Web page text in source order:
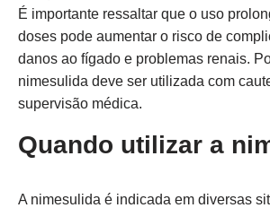
É importante ressaltar que o uso
doses pode aumentar o risco de
danos ao fígado e problemas renais.
nimesulida deve ser utilizada com
supervisão médica.
Quando utilizar a
A nimesulida é indicada em diversas